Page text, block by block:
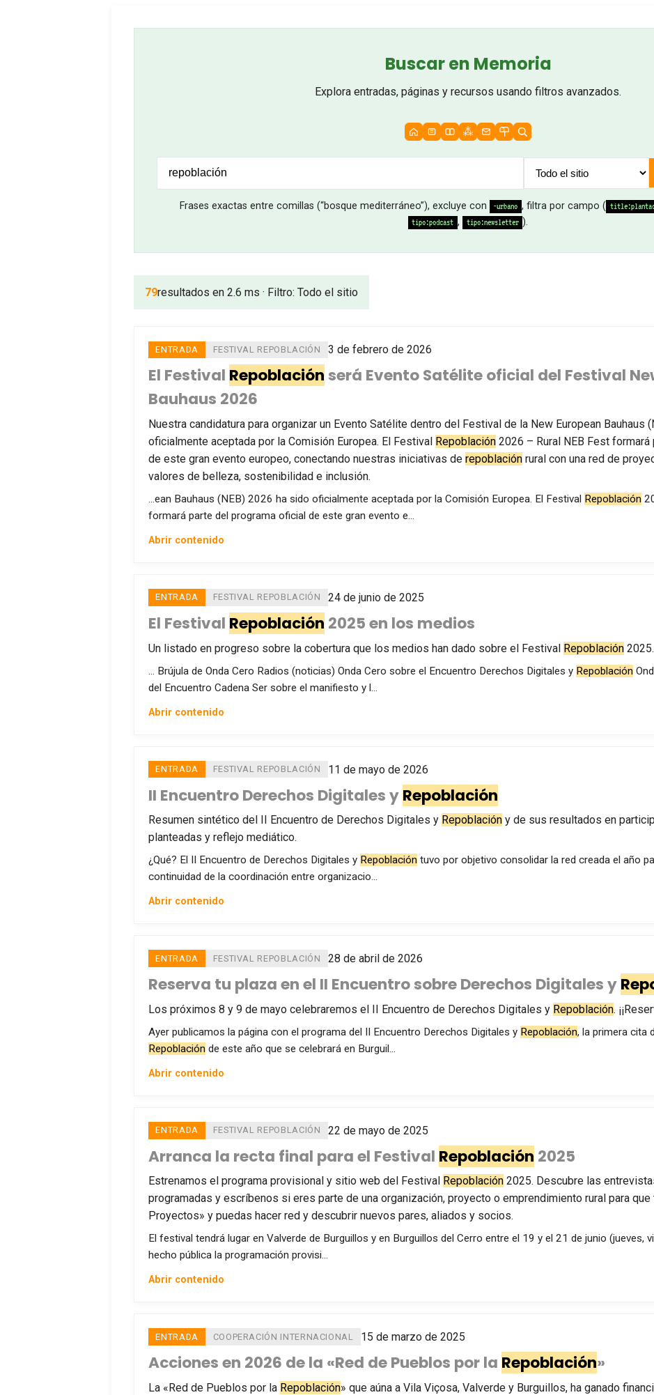
Buscar en Memoria
Explora entradas, páginas y recursos usando filtros avanzados.
Frases exactas entre comillas (“bosque mediterráneo”), excluye con -urbano , filtra por campo (
tipo:podcast , tipo:newsletter ).
79resultados en 2.6 ms · Filtro: Todo el sitio
ENTRADA FESTIVAL REPOBLACIÓN 3 de febrero de 2026
El Festival Repoblaciónserá Evento Satélite oficial del Festival
Bauhaus 2026
Nuestra candidatura para organizar un Evento Satélite dentro del Festival de la New European Bauhaus
oficialmente aceptada por la Comisión Europea. El Festival Repoblación 2026 – Rural NEB Fest
de este gran evento europeo, conectando nuestras iniciativas de repoblación rural con una red de
valores de belleza, sostenibilidad e inclusión.
…ean Bauhaus (NEB) 2026 ha sido oficialmente aceptada por la Comisión Europea. El Festival Repoblación
formará parte del programa oficial de este gran evento e…
Abrir contenido
ENTRADA FESTIVAL REPOBLACIÓN 24 de junio de 2025
El Festival Repoblación 2025 en los medios
Un listado en progreso sobre la cobertura que los medios han dado sobre el Festival Repoblación 2025.
… Brújula de Onda Cero Radios (noticias) Onda Cero sobre el Encuentro Derechos Digitales y Repoblación
del Encuentro Cadena Ser sobre el manifiesto y l…
Abrir contenido
ENTRADA FESTIVAL REPOBLACIÓN 11 de mayo de 2026
II Encuentro Derechos Digitales yRepoblación
Resumen sintético del II Encuentro de Derechos Digitales y Repoblación y de sus resultados en
planteadas y reflejo mediático.
¿Qué? El II Encuentro de Derechos Digitales y Repoblación tuvo por objetivo consolidar la red creada el año
continuidad de la coordinación entre organizacio…
Abrir contenido
ENTRADA FESTIVAL REPOBLACIÓN 28 de abril de 2026
Reserva tu plaza en el II Encuentro sobre Derechos Digitales y
Los próximos 8 y 9 de mayo celebraremos el II Encuentro de Derechos Digitales y Repoblación.
Ayer publicamos la página con el programa del II Encuentro Derechos Digitales y Repoblación, la primera cita
Repoblación de este año que se celebrará en Burguil…
Abrir contenido
ENTRADA FESTIVAL REPOBLACIÓN 22 de mayo de 2025
Arranca la recta final para el Festival Repoblación 2025
Estrenamos el programa provisional y sitio web del Festival Repoblación 2025. Descubre las
programadas y escríbenos si eres parte de una organización, proyecto o emprendimiento rural para
Proyectos» y puedas hacer red y descubrir nuevos pares, aliados y socios.
El festival tendrá lugar en Valverde de Burguillos y en Burguillos del Cerro entre el 19 y el 21 de junio (jueves,
hecho pública la programación provisi…
Abrir contenido
ENTRADA COOPERACIÓN INTERNACIONAL 15 de marzo de 2025
Acciones en 2026 de la «Red de Pueblos por la Repoblación»
La «Red de Pueblos por la Repoblación» que aúna a Vila Viçosa, Valverde y Burguillos, ha ganado